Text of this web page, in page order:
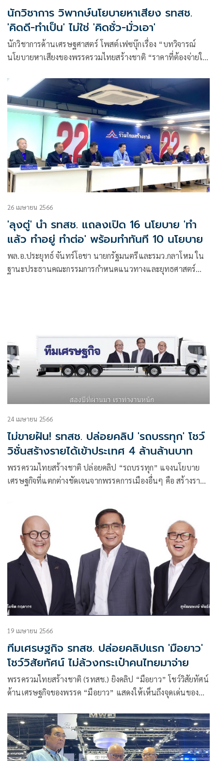
นักวิชาการ วิพากษ์นโยบายหาเสียง รทสช.
'คิดดี-ทำเป็น' ไม่ใช่ 'คิดชั่ว-มั่วเอา'
นักวิชาการด้านเศรษฐศาสตร์ โพสต์เฟซบุ๊กเรื่อง “บทวิจารณ์
นโยบายหาเสียงของพรรครวมไทยสร้างชาติ “ราคาที่ต้องจ่ายให้
26 เมษายน 2566
'ลุงตู่' นำ รทสช. แถลงเปิด 16 นโยบาย 'ทำ
แล้ว ทำอยู่ ทำต่อ' พร้อมทำทันที 10 นโยบาย
พล.อ.ประยุทธ์ จันทร์โอชา นายกรัฐมนตรีและรมว.กลาโหม ใน
ฐานะประธานคณะกรรมการกำหนดแนวทางและยุทธศาสตร์
24 เมษายน 2566
ไม่ขายฝัน! รทสช. ปล่อยคลิป 'รถบรรทุก' โชว์
วิชั่นสร้างรายได้เข้าประเทศ 4 ล้านล้านบาท
พรรครวมไทยสร้างชาติ ปล่อยคลิป “รถบรรทุก” แจงนโยบาย
เศรษฐกิจที่แตกต่างชัดเจนจากพรรคการเมืองอื่นๆ คือ สร้างราย
เสียงกับประชาชนว่า จะให้เงิน จะเพิ่มสวัสดิการ
19 เมษายน 2566
ทีมเศรษฐกิจ รทสช. ปล่อยคลิปแรก 'มือยาว'
โชว์วิสัยทัศน์ ไม่ล้วงกระเป๋าคนไทยมาจ่าย
พรรครวมไทยสร้างชาติ (รทสช.) ยิงคลิป “มือยาว” โชว์วิสัยทัศน์
ด้านเศรษฐกิจของพรรค “มือยาว” แสดงให้เห็นถึงจุดเด่นของ
ได้จากการค้า การลงทุน การท่องเที่ยวจากต่างประเทศ